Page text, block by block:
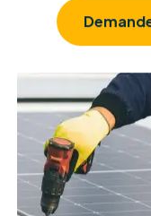
Confort et